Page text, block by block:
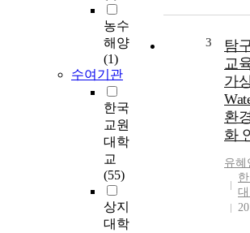
농수
해양
(1)
수여기관
한국
교원
대학
교
(55)
상지
대학
3
탐
교
가
환
화
유혜